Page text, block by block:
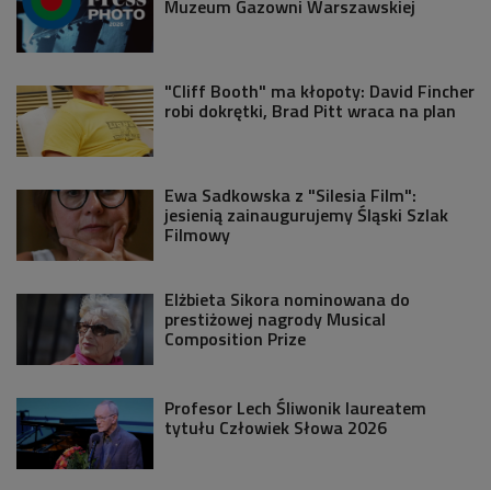
Muzeum Gazowni Warszawskiej
"Cliff Booth" ma kłopoty: David Fincher
robi dokrętki, Brad Pitt wraca na plan
Ewa Sadkowska z "Silesia Film":
jesienią zainaugurujemy Śląski Szlak
Filmowy
Elżbieta Sikora nominowana do
prestiżowej nagrody Musical
Composition Prize
Profesor Lech Śliwonik laureatem
tytułu Człowiek Słowa 2026